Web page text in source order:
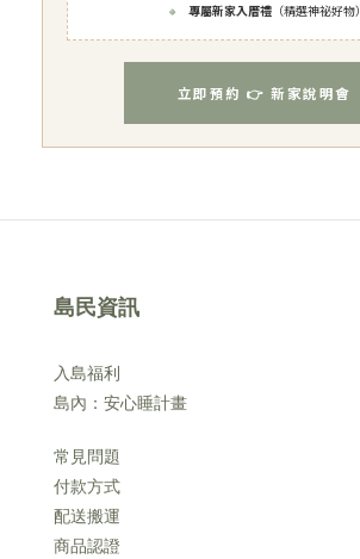
🔸
專屬新家入厝禮 （精選神祕好物）
立即預約 👉 新家說明會
島民資訊
入島福利
島內：安心睡計畫
常見問題
付款方式
配送搬運
商品認證